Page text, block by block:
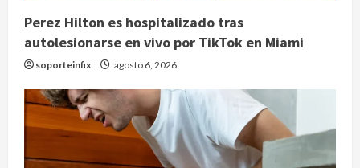
Perez Hilton es hospitalizado tras
autolesionarse en vivo por TikTok en Miami
soporteinfix agosto 6, 2026